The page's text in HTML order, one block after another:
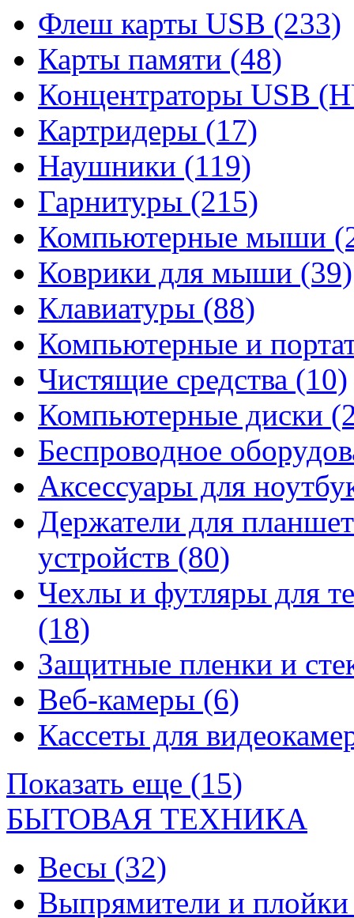
Флеш карты USB (233)
Карты памяти (48)
Концентраторы USB
Картридеры (17)
Наушники (119)
Гарнитуры (215)
Компьютерные мыши
Коврики для мыши (39)
Клавиатуры (88)
Компьютерные и
Чистящие средства (10)
Компьютерные диски
Беспроводное
Аксессуары для
Держатели для
устройств (80)
Чехлы и футляры для
(18)
Защитные пленки и
Веб-камеры (6)
Кассеты для
Показать еще (15)
БЫТОВАЯ ТЕХНИКА
Весы (32)
Выпрямители и